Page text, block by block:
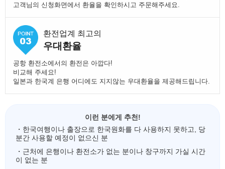
고객님의 신청화면에서 환율을 확인하시고 주문해주세요.
환전업계 최고의
우대환율
공항 환전소에서의 환전은 아깝다!
비교해 주세요!
일본과 한국계 은행 어디에도 지지않는 우대환율을 제공해드립니다.
이런 분에게 추천!
・한국여행이나 출장으로 한국원화를 다 사용하지 못하고, 당
분간 사용할 예정이 없으신 분
・근처에 은행이나 환전소가 없는 분이나 창구까지 가실 시간
이 없는 분